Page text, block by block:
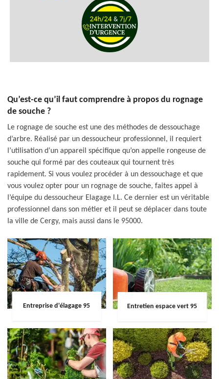
Qu’est-ce qu’il faut comprendre à propos du rognage
de souche ?
Le rognage de souche est une des méthodes de dessouchage
d’arbre. Réalisé par un dessoucheur professionnel, il requiert
l’utilisation d’un appareil spécifique qu’on appelle rongeuse de
souche qui formé par des couteaux qui tournent très
rapidement. Si vous voulez procéder à un dessouchage et que
vous voulez opter pour un rognage de souche, faites appel à
l’équipe du dessoucheur Elagage I.L. Ce dernier est un véritable
professionnel dans son métier et il peut se déplacer dans toute
la ville de Cergy, mais aussi dans le 95000.
Entreprise d'élagage 95 Entretien espace vert 95